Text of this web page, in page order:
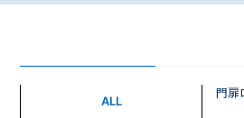
ALL
門扉